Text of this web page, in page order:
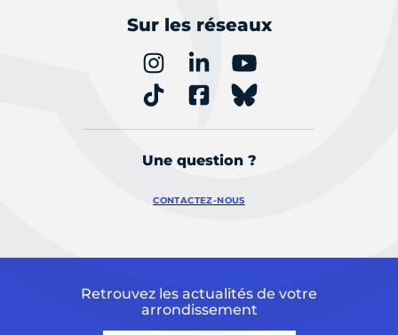
Sur les réseaux
Une question ?
CONTACTEZ-NOUS
Retrouvez les actualités de votre
arrondissement